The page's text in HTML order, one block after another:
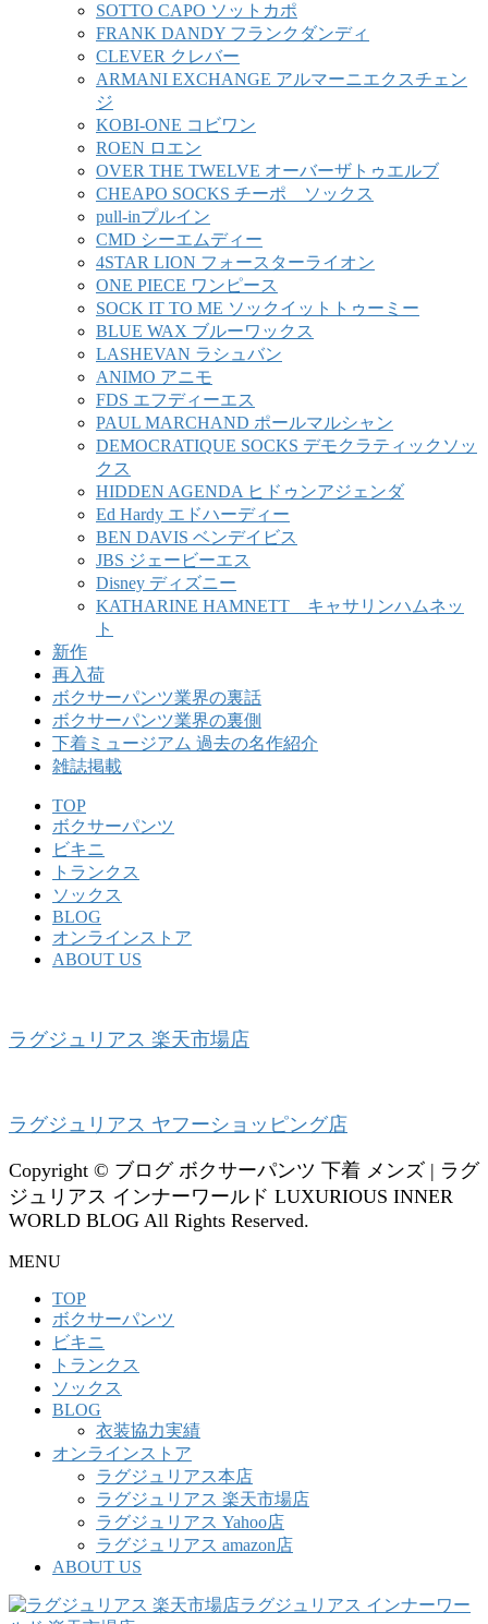
SOTTO CAPO ソットカポ
FRANK DANDY フランクダンディ
CLEVER クレバー
ARMANI EXCHANGE アルマーニエクスチェン
ジ
KOBI-ONE コビワン
ROEN ロエン
OVER THE TWELVE オーバーザトゥエルブ
CHEAPO SOCKS チーポ ソックス
pull-inプルイン
CMD シーエムディー
4STAR LION フォースターライオン
ONE PIECE ワンピース
SOCK IT TO ME ソックイットトゥーミー
BLUE WAX ブルーワックス
LASHEVAN ラシュバン
ANIMO アニモ
FDS エフディーエス
PAUL MARCHAND ポールマルシャン
DEMOCRATIQUE SOCKS デモクラティックソッ
クス
HIDDEN AGENDA ヒドゥンアジェンダ
Ed Hardy エドハーディー
BEN DAVIS ベンデイビス
JBS ジェービーエス
Disney ディズニー
KATHARINE HAMNETT キャサリンハムネッ
ト
新作
再入荷
ボクサーパンツ業界の裏話
ボクサーパンツ業界の裏側
下着ミュージアム 過去の名作紹介
雑誌掲載
TOP
ボクサーパンツ
ビキニ
トランクス
ソックス
BLOG
オンラインストア
ABOUT US
ラグジュリアス 楽天市場店
ラグジュリアス ヤフーショッピング店
Copyright © ブログ ボクサーパンツ 下着 メンズ | ラグ
ジュリアス インナーワールド LUXURIOUS INNER
WORLD BLOG All Rights Reserved.
MENU
TOP
ボクサーパンツ
ビキニ
トランクス
ソックス
BLOG
衣装協力実績
オンラインストア
ラグジュリアス本店
ラグジュリアス 楽天市場店
ラグジュリアス Yahoo店
ラグジュリアス amazon店
ABOUT US
ラグジュリアス インナーワー